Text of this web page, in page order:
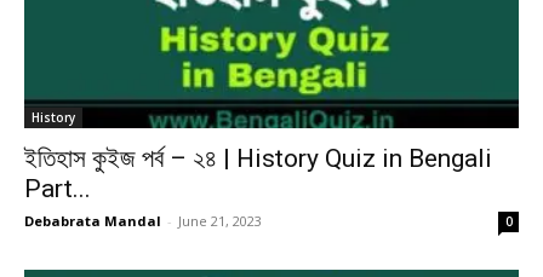
History
ইতিহাস কুইজ পর্ব – ২৪ | History Quiz in Bengali
Part...
Debabrata Mandal - June 21, 2023 0